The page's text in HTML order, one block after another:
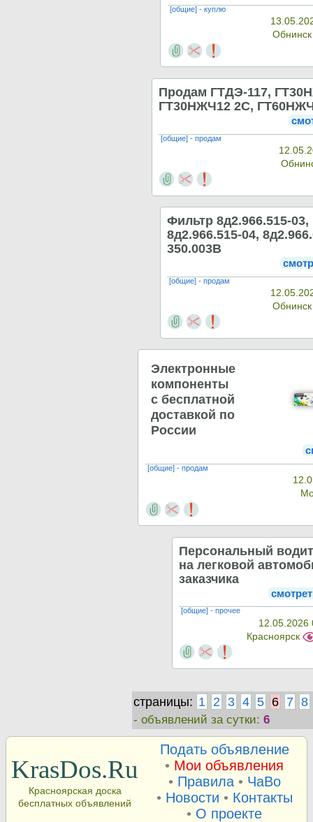
[общие] - куплю
Продам ГТДЭ-117,
ГТ30НЖЧ12 2С,
[общие] - продам
Фильтр 8д2.966.515-03,
8д2.966.515-04,
350.003В
[общие] - продам
Электронные
компоненты
с бесплатной
доставкой по
России
[общие] - продам
Персональный
на легковой
заказчика
[общие] - прочее
12.05.2026
Красноярск
страницы: 1 2 3 4 5 6 7 8
- объявлений за сутки:6
KrasDos.Ru
Красноярская доска
бесплатных объявлений
Подать объявление
• Мои объявления
• Правила• ЧаВо
• Новости • Контакты
• О проекте